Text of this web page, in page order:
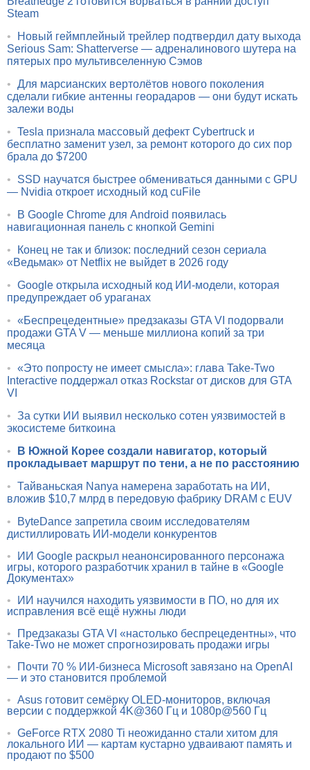
Steam
•
Новый геймплейный трейлер подтвердил дату выхода
Serious Sam: Shatterverse — адреналинового шутера на
пятерых про мультивселенную Сэмов
• Для марсианских вертолётов нового поколения
сделали гибкие антенны георадаров — они будут искать
залежи воды
• Tesla признала массовый дефект Cybertruck и
бесплатно заменит узел, за ремонт которого до сих пор
брала до $7200
•
SSD научатся быстрее обмениваться данными с GPU
— Nvidia откроет исходный код cuFile
•
В Google Chrome для Android появилась
навигационная панель с кнопкой Gemini
•
Конец не так и близок: последний сезон сериала
«Ведьмак» от Netflix не выйдет в 2026 году
• Google открыла исходный код ИИ-модели, которая
предупреждает об ураганах
• «Беспрецедентные» предзаказы GTA VI подорвали
продажи GTA V — меньше миллиона копий за три
месяца
• «Это попросту не имеет смысла»: глава Take-Two
Interactive поддержал отказ Rockstar от дисков для GTA
VI
• За сутки ИИ выявил несколько сотен уязвимостей в
экосистеме биткоина
•
В Южной Корее создали навигатор, который
прокладывает маршрут по тени, а не по расстоянию
• Тайваньская Nanya намерена заработать на ИИ,
вложив $10,7 млрд в передовую фабрику DRAM с EUV
•
ByteDance запретила своим исследователям
дистиллировать ИИ-модели конкурентов
•
ИИ Google раскрыл неанонсированного персонажа
игры, которого разработчик хранил в тайне в «Google
Документах»
•
ИИ научился находить уязвимости в ПО, но для их
исправления всё ещё нужны люди
•
Предзаказы GTA VI «настолько беспрецедентны», что
Take-Two не может спрогнозировать продажи игры
•
Почти 70 % ИИ-бизнеса Microsoft завязано на OpenAI
— и это становится проблемой
• Asus готовит семёрку OLED-мониторов, включая
версии с поддержкой 4K@360 Гц и 1080p@560 Гц
• GeForce RTX 2080 Ti неожиданно стали хитом для
локального ИИ — картам кустарно удваивают память и
продают по $500